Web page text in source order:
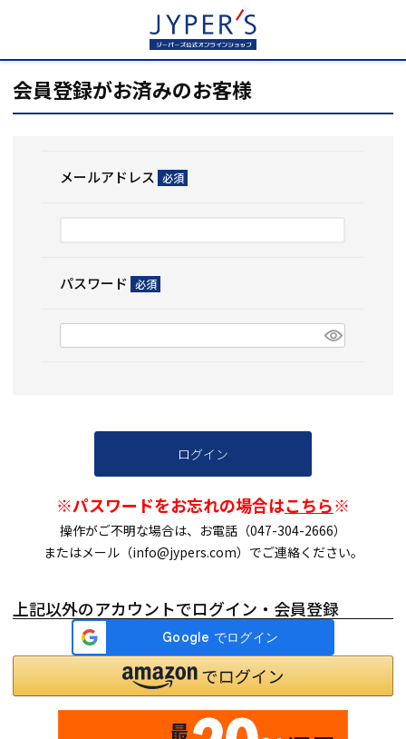
会員登録がお済みのお客様
メールアドレス
パスワード
須)
ログイン
※パスワードをお忘れの場合はこちら※
操作がご不明な場合は、お電話（047-304-2666）
またはメール（info@jypers.com）でご連絡ください。
上記以外のアカウントでログイン・会員登録